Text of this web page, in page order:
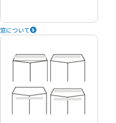
窓について